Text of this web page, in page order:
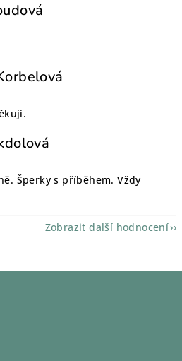
je 5 z 5 hvězdiček.
je 5 z 5 hvězdiček.
je 5 z 5 hvězdiček.
Šperky s příběhem. Vždy
Zobrazit další hodnocení